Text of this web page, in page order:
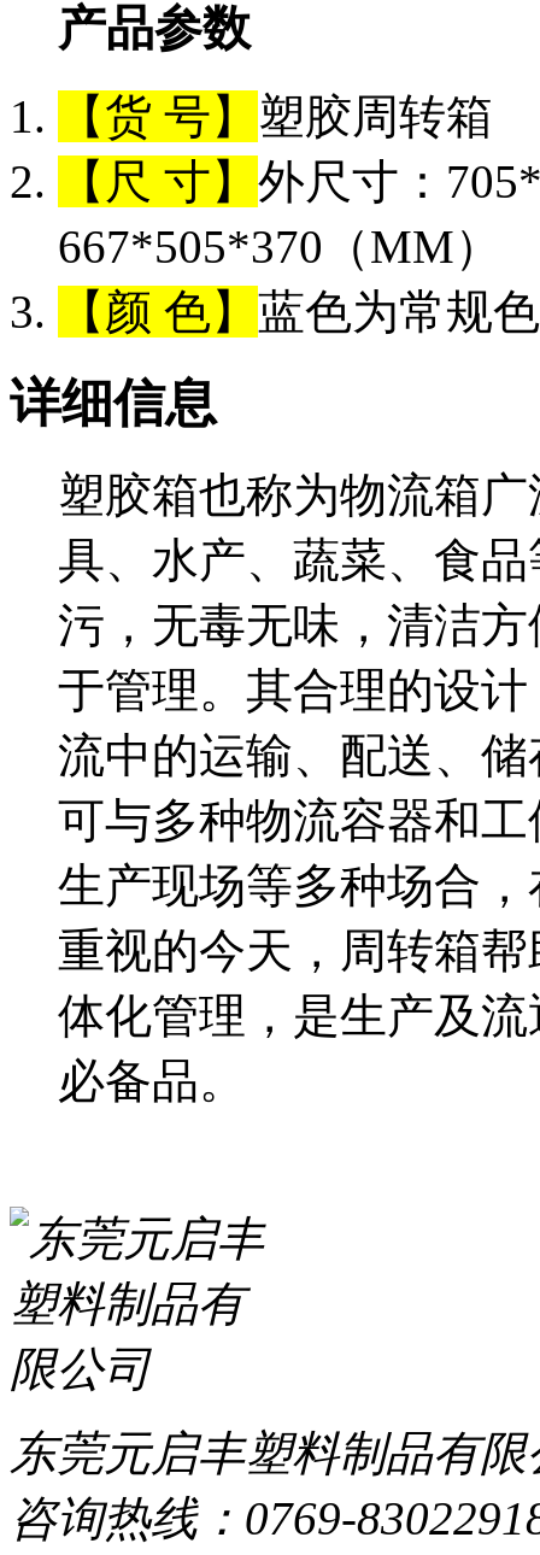
产品参数
【货 号】 塑胶周转箱
【尺 寸】 外尺寸：
667*505*370（MM）
【颜 色】 蓝色为常规
详细信息
塑胶箱也称为物流箱
具、水产、蔬菜、食
污，无毒无味，清洁
于管理。其合理的设
流中的运输、配送、
可与多种物流容器和
生产现场等多种场合
重视的今天，周转箱
体化管理，是生产及
必备品。
东莞元启丰塑料制品有
咨询热线：0769-